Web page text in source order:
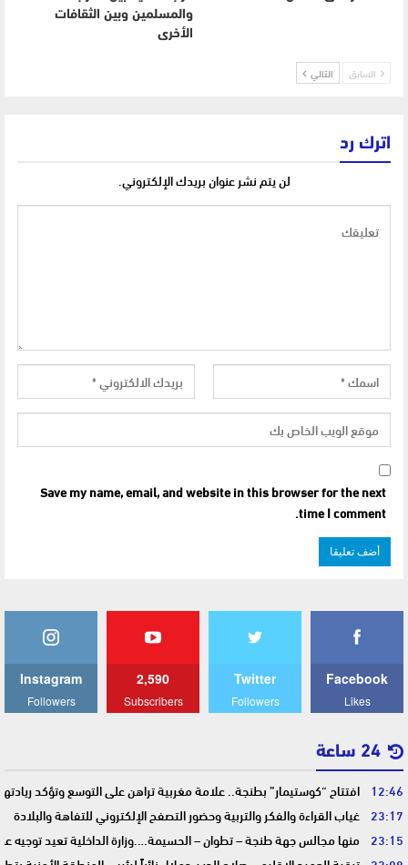
والمسلمين وبين الثقافات
الأخرى
السابق التالي
اترك رد
لن يتم نشر عنوان بريدك الإلكتروني.
Save my name, email, and website in this browser for the next
time I comment.
Facebook
Likes
Twitter
Followers
2,590
Subscribers
Instagram
Followers
12:46 افتتاح “كوستيمار” بطنجة.. علامة مغربية تراهن على التوسع وتؤكد
23:17 غياب القراءة والفكر والتربية وحضور التصفح الإلكتروني للتفاهة والبلادة
23:15 منها مجالس جهة طنجة – تطوان – الحسيمة….وزارة الداخلية تعيد توجيه